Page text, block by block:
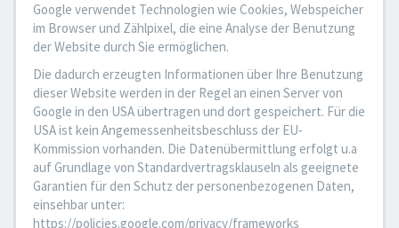
Google verwendet Technologien wie Cookies, Webspeicher
im Browser und Zählpixel, die eine Analyse der Benutzung
der Website durch Sie ermöglichen.
Die dadurch erzeugten Informationen über Ihre Benutzung
dieser Website werden in der Regel an einen Server von
Google in den USA übertragen und dort gespeichert. Für die
USA ist kein Angemessenheitsbeschluss der EU-
Kommission vorhanden. Die Datenübermittlung erfolgt u.a
auf Grundlage von Standardvertragsklauseln als geeignete
Garantien für den Schutz der personenbezogenen Daten,
einsehbar unter:
https://policies.google.com/privacy/frameworks